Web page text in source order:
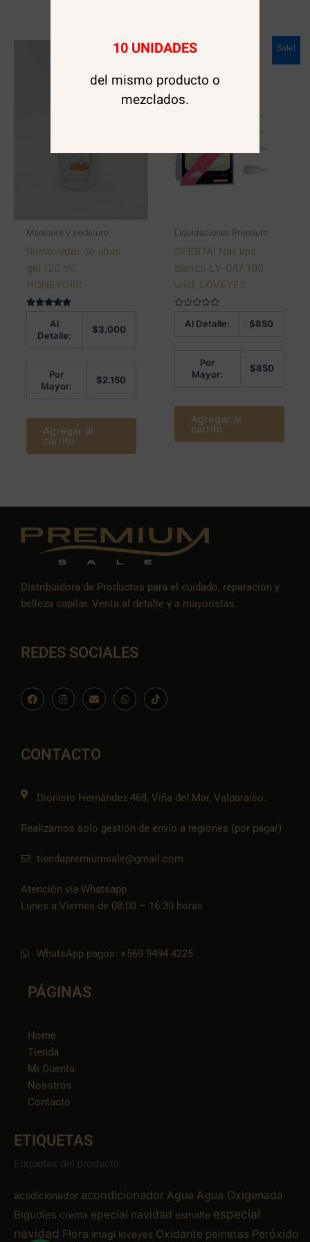
Manicure y pedicure
Removedor de uñas
gel 120 ml.
HONEYGIRL
de 5
Al
Detalle:
$3.000
Por
Mayor:
$2.150
Agregar al
carrito
Sale!
Liquidaciones Premium
OFERTA! Nail tips
blanco LY-047 100
unid. LOVEYES
Al Detalle: $850
Por
Mayor:
$850
Agregar al
carrito
Distribuidora de Productos para el cuidado, reparación y
belleza capilar. Venta al detalle y a mayoristas.
REDES SOCIALES
F
a
c
o
k
I
n
s
r
a
E
n
v
p
e
W
h
a
I
c
o
CONTACTO
Dionisio Hernández 468, Viña del Mar, Valparaíso.
Realizamos solo gestión de envío a regiones (por pagar)
tiendapremiumsale@gmail.com
Atención vía Whatsapp
Lunes a Viernes de 08:00 – 16:30 horas
WhatsApp pagos: +569 9494 4225
PÁGINAS
Home
Tienda
Mi Cuenta
Nosotros
Contacto
ETIQUETAS
Etiquetas del producto
acodicionador acondicionador Agua Agua Oxigenada
Bigudíes crema epecial navidad esmalte especial
navidad Flora imagi loveyes Oxidante peinetas Peróxido
10 UNIDADES
del mismo producto o
mezclados.